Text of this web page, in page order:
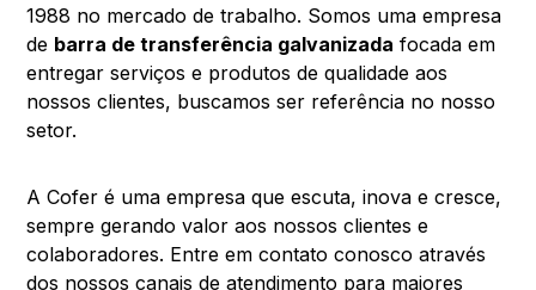
1988 no mercado de trabalho. Somos uma empresa
de barra de transferência galvanizada focada em
entregar serviços e produtos de qualidade aos
nossos clientes, buscamos ser referência no nosso
setor.
A Cofer é uma empresa que escuta, inova e cresce,
sempre gerando valor aos nossos clientes e
colaboradores. Entre em contato conosco através
dos nossos canais de atendimento para maiores